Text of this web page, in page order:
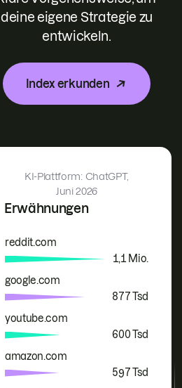
deine eigene Strategie zu
entwickeln.
Index erkunden
Erwähnungen
KI-Plattform: ChatGPT,
Juni 2026
Marke Erwähnungen
reddit.com
1,1 Mio.
google.com
877 Tsd
youtube.com
600 Tsd
amazon.com
597 Tsd